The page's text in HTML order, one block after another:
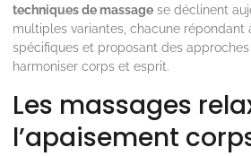
techniques de massage se déclinent
multiples variantes, chacune répondant
spécifiques et proposant des
harmoniser corps et esprit.
Les massages
l’apaisement